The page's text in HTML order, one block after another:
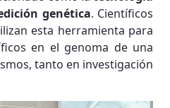
genética. Científicos
esta herramienta para
en el genoma de una
tanto en investigación